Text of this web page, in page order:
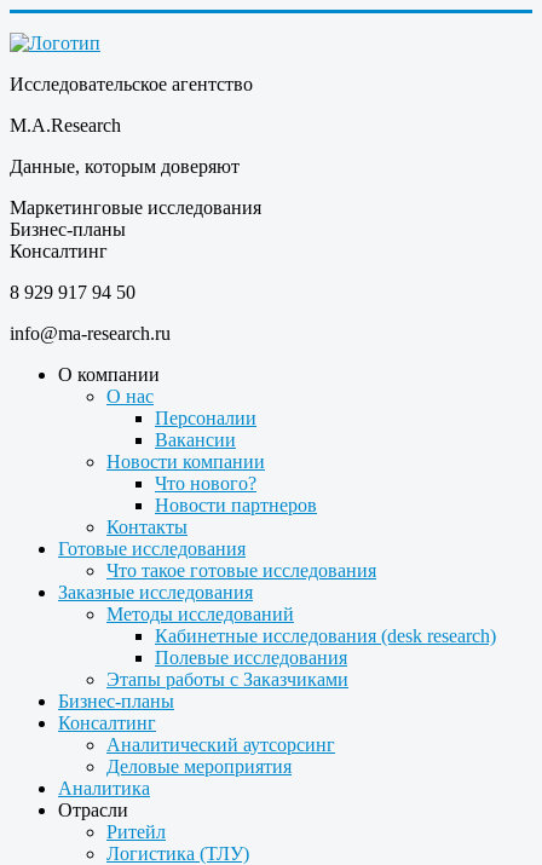
Исследовательское агентство
M.A.Research
Данные, которым доверяют
Маркетинговые исследования
Бизнес-планы
Консалтинг
8 929 917 94 50
info@ma-research.ru
О компании
О нас
Персоналии
Вакансии
Новости компании
Что нового?
Новости партнеров
Контакты
Готовые исследования
Что такое готовые исследования
Заказные исследования
Методы исследований
Кабинетные исследования (desk research)
Полевые исследования
Этапы работы с Заказчиками
Бизнес-планы
Консалтинг
Аналитический аутсорсинг
Деловые мероприятия
Аналитика
Отрасли
Ритейл
Логистика (ТЛУ)